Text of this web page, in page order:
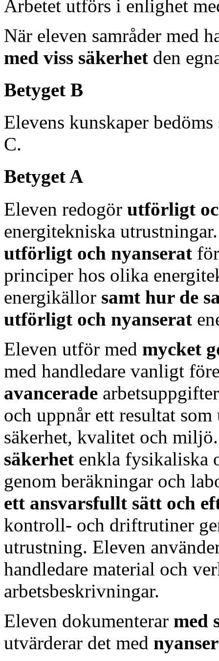
Arbetet utförs i enlighet
När eleven samråder med
med viss säkerhet den
Betyget B
Elevens kunskaper
C.
Betyget A
Eleven redogör utförligt
energitekniska
utförligt och nyanserat
principer hos olika
energikällor samt hur de
utförligt och nyanserat
Eleven utför med mycket
med handledare vanligt
avancerade
och uppnår ett resultat
säkerhet, kvalitet och
säkerhet enkla fysikaliska
genom beräkningar och
ett ansvarsfullt sätt och
kontroll- och driftrutiner
utrustning. Eleven
handledare material och
arbetsbeskrivningar.
Eleven dokumenterar med
utvärderar det med